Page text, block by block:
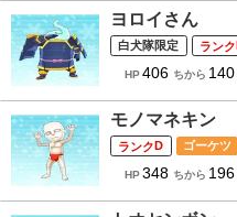
ヨロイさん
白犬隊限定
HP406 ちから 140
モノマネキン
D ゴーケツ
HP348 ちから 196